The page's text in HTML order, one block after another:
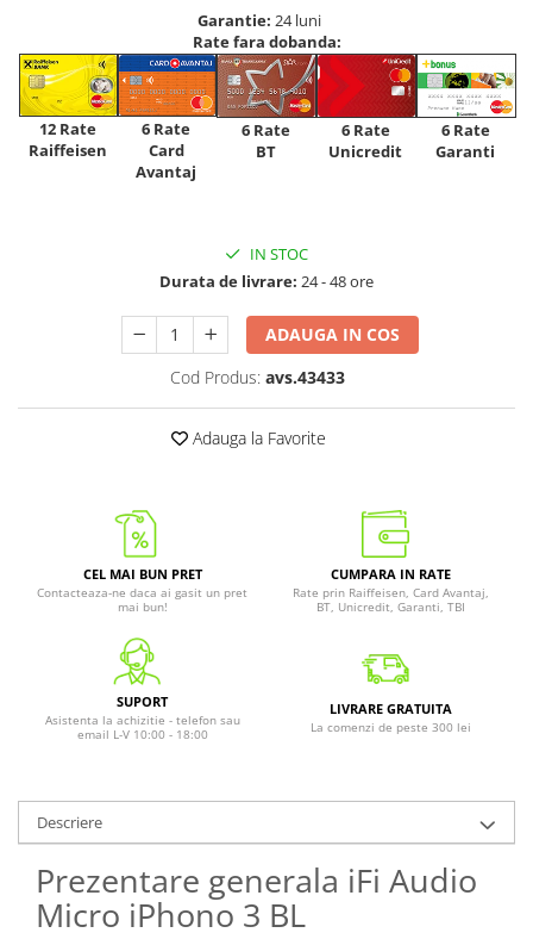
Garantie: 24 luni
Rate fara dobanda:
12 Rate
Raiffeisen
6 Rate
Card
Avantaj
6 Rate
BT
6 Rate
Unicredit
6 Rate
Garanti
IN STOC
Durata de livrare: 24 - 48 ore
ADAUGA IN COS
Cod Produs: avs.43433
Adauga la Favorite
CEL MAI BUN PRET
Contacteaza-ne daca ai gasit un pret
mai bun!
CUMPARA IN RATE
Rate prin Raiffeisen, Card Avantaj,
BT, Unicredit, Garanti, TBI
SUPORT
Asistenta la achizitie - telefon sau
email L-V 10:00 - 18:00
LIVRARE GRATUITA
La comenzi de peste 300 lei
Descriere
Prezentare generala iFi Audio
Micro iPhono 3 BL